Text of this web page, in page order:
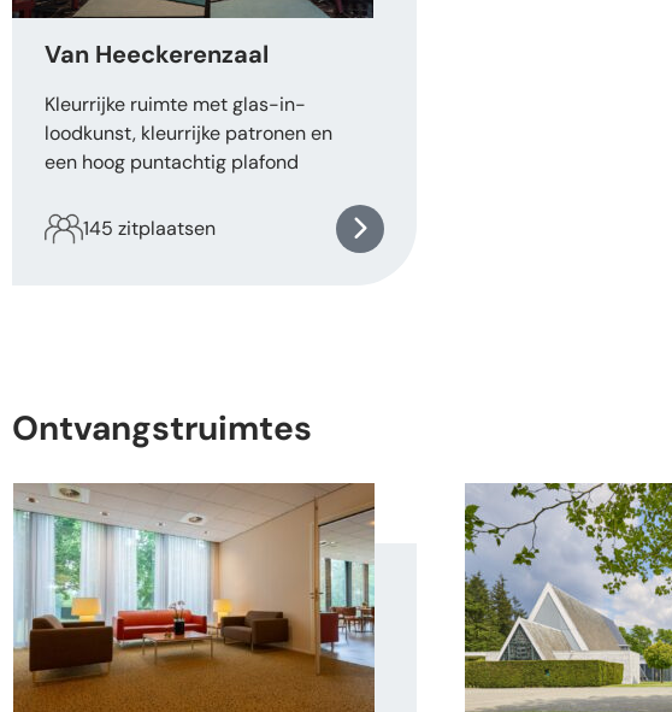
Van Heeckerenzaal
Kleurrijke ruimte met glas-in-
loodkunst, kleurrijke patronen en
een hoog puntachtig plafond
145 zitplaatsen
Ontvangstruimtes